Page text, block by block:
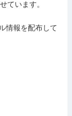
ています。
情報を配布して